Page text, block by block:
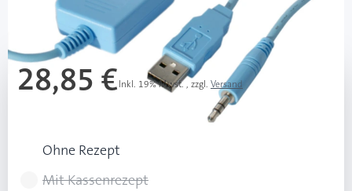
Mehr über das Produkt
28,85 €Inkl. 19% Mwst., zzgl. Versand
Ohne Rezept
Mit Kassenrezept